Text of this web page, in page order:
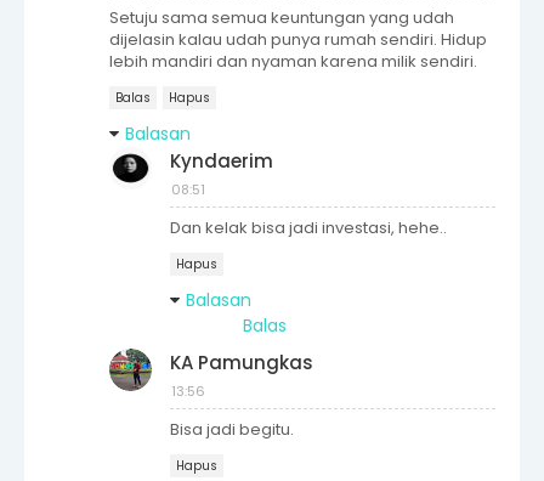
Setuju sama semua keuntungan yang udah
dijelasin kalau udah punya rumah sendiri. Hidup
lebih mandiri dan nyaman karena milik sendiri.
Balas Hapus
Balasan
Kyndaerim
08:51
Dan kelak bisa jadi investasi, hehe..
Hapus
Balasan
Balas
KA Pamungkas
13:56
Bisa jadi begitu.
Hapus